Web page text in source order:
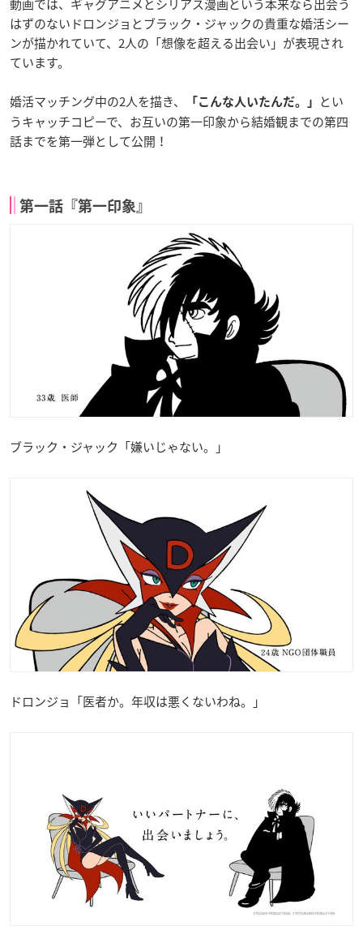
動画では、ギャグアニメとシリアス漫画という本来なら出会う
はずのないドロンジョとブラック・ジャックの貴重な婚活シー
ンが描かれていて、2人の「想像を超える出会い」が表現され
ています。
婚活マッチング中の2人を描き、 「こんな人いたんだ。」
とい
うキャッチコピーで、お互いの第一印象から結婚観までの第四
話までを第一弾として公開！
第一話『第一印象』
ブラック・ジャック「嫌いじゃない。」
ドロンジョ「医者か。年収は悪くないわね。」